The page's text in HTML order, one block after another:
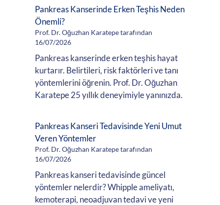
Pankreas Kanserinde Erken Teşhis Neden
Önemli?
Prof. Dr. Oğuzhan Karatepe tarafından
16/07/2026
Pankreas kanserinde erken teşhis hayat
kurtarır. Belirtileri, risk faktörleri ve tanı
yöntemlerini öğrenin. Prof. Dr. Oğuzhan
Karatepe 25 yıllık deneyimiyle yanınızda.
Pankreas Kanseri Tedavisinde Yeni Umut
Veren Yöntemler
Prof. Dr. Oğuzhan Karatepe tarafından
16/07/2026
Pankreas kanseri tedavisinde güncel
yöntemler nelerdir? Whipple ameliyatı,
kemoterapi, neoadjuvan tedavi ve yeni